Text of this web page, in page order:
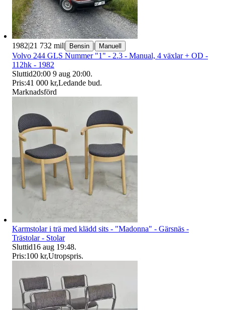
1982|21 732 mil| Bensin | Manuell
Volvo 244 GLS Nummer "1" - 2.3 - Manual, 4 växlar + OD -
112hk - 1982
Sluttid20:00 9 aug 20:00.
Pris:41 000 kr,Ledande bud.
Marknadsförd
Karmstolar i trä med klädd sits - "Madonna" - Gärsnäs -
Trästolar - Stolar
Sluttid16 aug 19:48.
Pris:100 kr,Utropspris.